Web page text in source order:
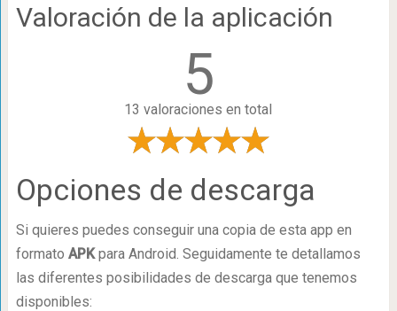
Valoración de la aplicación
5
13 valoraciones en total
Opciones de descarga
Si quieres puedes conseguir una copia de esta app en
formato APKpara Android. Seguidamente te detallamos
las diferentes posibilidades de descarga que tenemos
disponibles: